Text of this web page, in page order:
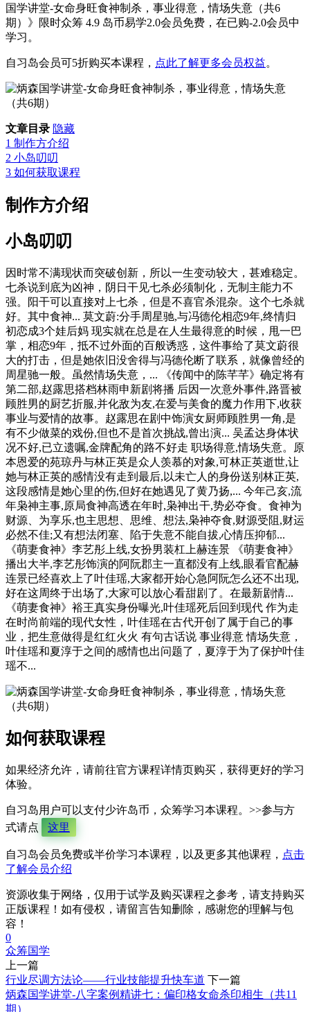
国学讲堂-女命身旺食神制杀，事业得意，情场失意（共6
期）》限时众筹 4.9 岛币易学2.0会员免费，在已购-2.0会员中
学习。
自习岛会员可5折购买本课程， 点此了解更多会员权益。
文章目录 隐藏
1 制作方介绍
2 小岛叨叨
3 如何获取课程
制作方介绍
小岛叨叨
因时常不满现状而突破创新，所以一生变动较大，甚难稳定。
七杀说到底为凶神，阴日干见七杀必须制化，无制主能力不
强。阳干可以直接对上七杀，但是不喜官杀混杂。这个七杀就
好。其中食神... 莫文蔚:分手周星驰,与冯德伦相恋9年,终情归
初恋成3个娃后妈 现实就在总是在人生最得意的时候，甩一巴
掌，相恋9年，抵不过外面的百般诱惑，这件事给了莫文蔚很
大的打击，但是她依旧没舍得与冯德伦断了联系，就像曾经的
周星驰一般。虽然情场失意，... 《传闻中的陈芊芊》确定将有
第二部,赵露思搭档林雨申新剧将播 后因一次意外事件,路晋被
顾胜男的厨艺折服,并化敌为友,在爱与美食的魔力作用下,收获
事业与爱情的故事。赵露思在剧中饰演女厨师顾胜男一角,是
有不少做菜的戏份,但也不是首次挑战,曾出演... 吴孟达身体状
况不好,已立遗嘱,金牌配角的路不好走 职场得意,情场失意。原
本恩爱的苑琼丹与林正英是众人羡慕的对象,可林正英逝世,让
她与林正英的感情没有走到最后,以未亡人的身份送别林正英,
这段感情是她心里的伤,但好在她遇见了黄乃扬,... 今年己亥,流
年枭神主事,原局食神高透在年时,枭神出干,势必夺食。食神为
财源、为享乐,也主思想、思维、想法,枭神夺食,财源受阻,财运
必然不佳;又有想法闭塞、陷于失意不能自拔,心情压抑郁...
《萌妻食神》李艺彤上线,女扮男装杠上赫连景 《萌妻食神》
播出大半,李艺彤饰演的阿阮郡主一直都没有上线,眼看官配赫
连景已经喜欢上了叶佳瑶,大家都开始心急阿阮怎么还不出现,
好在这周终于出场了,大家可以放心看甜剧了。在最新剧情...
《萌妻食神》裕王真实身份曝光,叶佳瑶死后回到现代 作为走
在时尚前端的现代女性，叶佳瑶在古代开创了属于自己的事
业，把生意做得是红红火火 有句古话说 事业得意 情场失意，
叶佳瑶和夏淳于之间的感情也出问题了，夏淳于为了保护叶佳
瑶不...
如何获取课程
如果经济允许，请前往官方课程详情页购买，获得更好的学习
体验。
自习岛用户可以支付少许岛币，众筹学习本课程。>>参与方
式请点
这里
自习岛会员免费或半价学习本课程，以及更多其他课程， 点击
了解会员介绍
资源收集于网络，仅用于试学及购买课程之参考，请支持购买
正版课程！如有侵权，请留言告知删除，感谢您的理解与包
容！
0
众筹国学
上一篇
行业尽调方法论——行业技能提升快车道 下一篇
炳森国学讲堂-八字案例精讲七：偏印格女命杀印相生（共11
期）